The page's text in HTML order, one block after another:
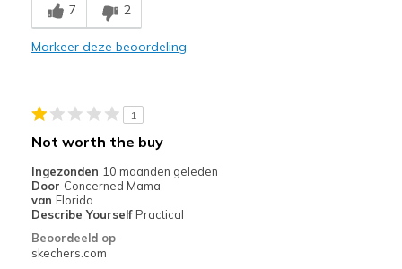
7 2
Markeer deze beoordeling
1
Not worth the buy
Ingezonden 10 maanden geleden
Door Concerned Mama
van Florida
Describe Yourself Practical
Beoordeeld op
skechers.com